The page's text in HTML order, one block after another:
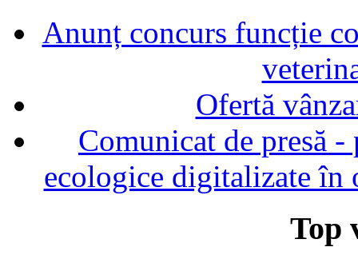
Anunț concurs funcție
Ofertă
Comunicat de presă
ecologice digitalizate în
Top